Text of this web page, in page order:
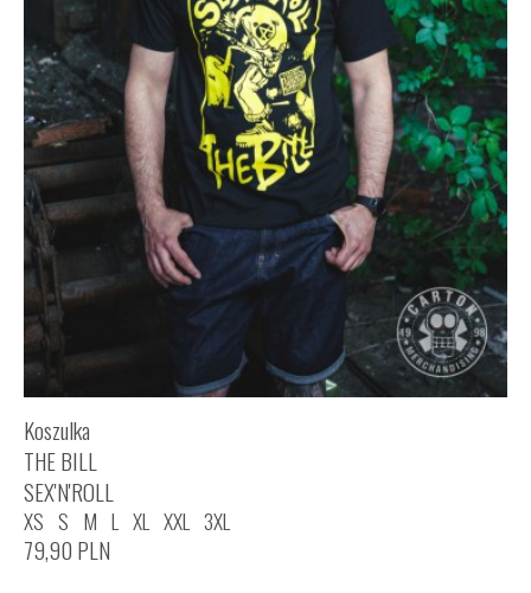
Koszulka
THE BILL
SEX'N'ROLL
XS S M L XL XXL 3XL
79,90 PLN